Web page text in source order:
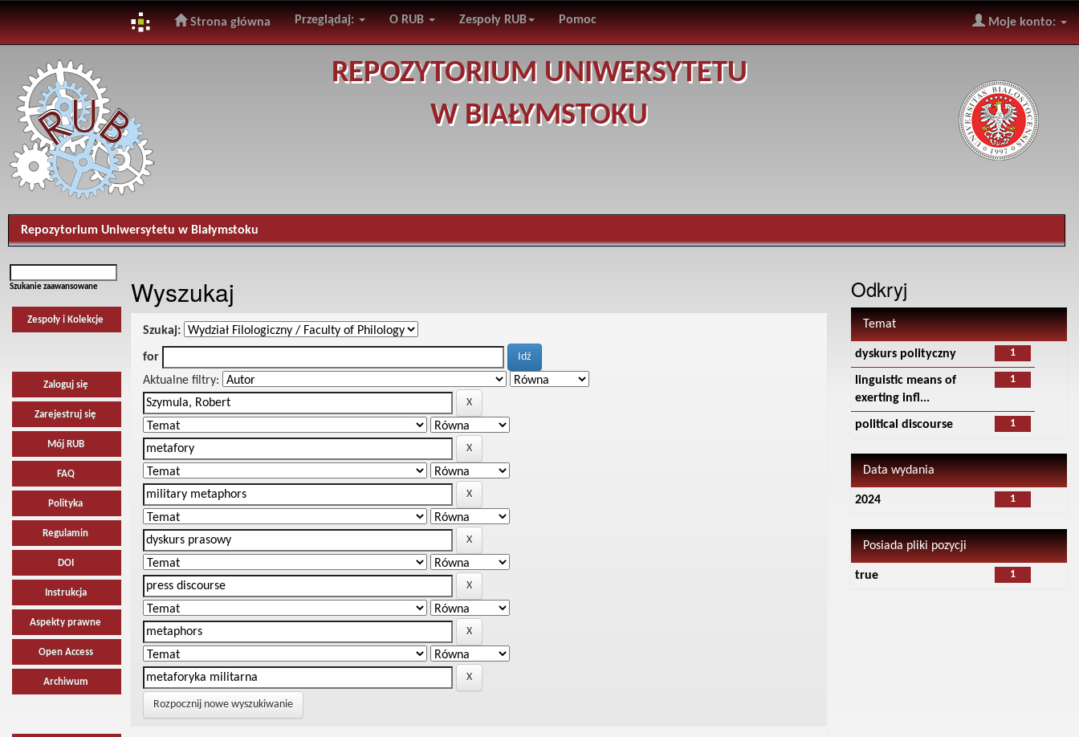
navigation
Strona główna Przeglądaj: O RUB Zespoły RUB Pomoc Moje konto:
REPOZYTORIUM UNIWERSYTETU
W BIAŁYMSTOKU
Repozytorium Uniwersytetu w Białymstoku
Szukanie zaawansowane
Zespoły i Kolekcje
Zaloguj się
Zarejestruj się
Mój RUB
FAQ
Polityka
Regulamin
DOI
Instrukcja
Aspekty prawne
Open Access
Archiwum
Wyszukaj
Szukaj:
for
Aktualne filtry:
Rozpocznij nowe wyszukiwanie
Odkryj
Temat
1
dyskurs polityczny
1
linguistic means of
exerting infl...
1
political discourse
Data wydania
1
2024
Posiada pliki pozycji
1
true